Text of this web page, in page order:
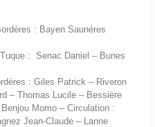
: Bayen Saunéres
: Senac Daniel – Bunes
: Giles Patrick – Riveron
– Thomas Lucile – Bessière
Momo – Circulation :
Jean-Claude – Lanne